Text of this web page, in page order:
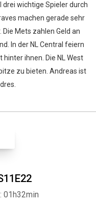
drei wichtige Spieler durch
machen gerade sehr
Mets zahlen Geld an
In der NL Central feiern
ihnen. Die NL West
zu bieten. Andreas ist
01h32min